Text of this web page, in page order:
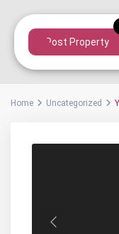
Post Property
Home Uncategorized
Previous